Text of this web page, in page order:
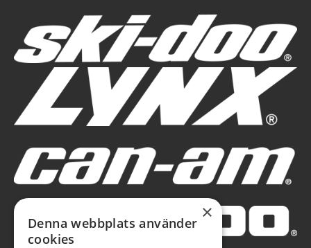
×
Denna webbplats använder
cookies